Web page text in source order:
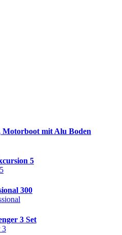
Motorboot mit Alu Boden
5
300
3 Set